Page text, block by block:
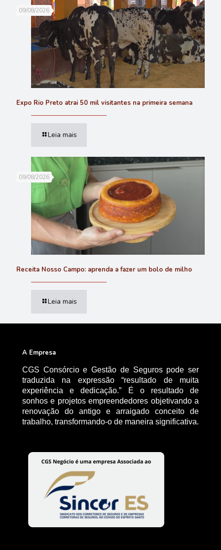
09/08/2026
Expo Rio Preto atrai 50 mil visitantes na primeira semana
Leia mais
09/08/2026
Receita Nosso Campo: aprenda a fazer um bolo de milho
Leia mais
A Empresa
CGS Consórcio e Gestão de Seguros pode ser
traduzida na expressão “resultado de muita
experiência e dedicação.” É o resultado de
sonhos e projetos empreendedores objetivando a
renovação do antigo e arraigado conceito de
trabalho, transformando-o de maneira significativa.